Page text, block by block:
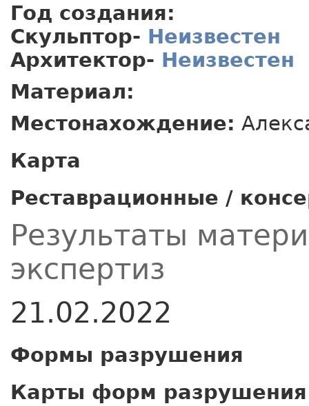
Год создания:
Скульптор- Неизвестен
Архитектор- Неизвестен
Материал:
Местонахождение:
Карта
Реставрационные /
Результаты
экспертиз
21.02.2022
Формы разрушения
Карты форм разрушения